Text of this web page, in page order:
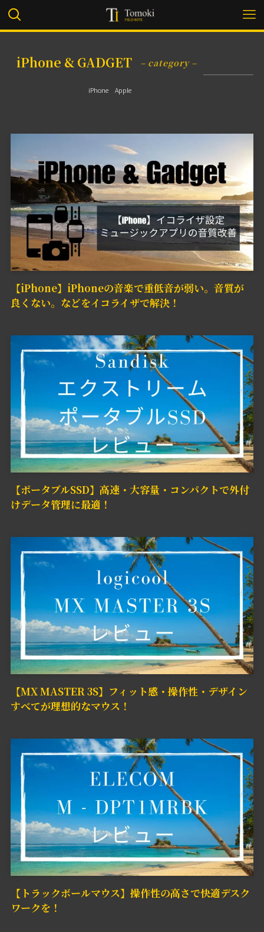
iPhone & GADGET – category –
iPhone Apple
【iPhone】iPhoneの音楽で重低音が弱い。音質が
良くない。などをイコライザで解決！
【ポータブルSSD】高速・大容量・コンパクトで外付
けデータ管理に最適！
【MX MASTER 3S】フィット感・操作性・デザイン
すべてが理想的なマウス！
【トラックボールマウス】操作性の高さで快適デスク
ワークを！